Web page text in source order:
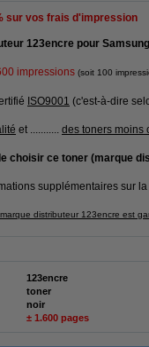
sur vos frais d'impression
123encre pour Samsung
impressions (soit 100
ISO9001 (c'est-à-dire
et ........... des toners moins
choisir ce toner (marque
supplémentaires sur
distributeur 123encre est
123encre
toner
noir
± 1.600 pages